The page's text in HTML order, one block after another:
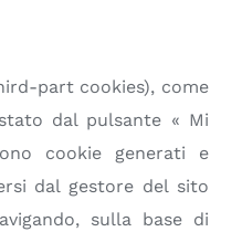
part cookies), come
dal pulsante « Mi
cookie generati e
dal gestore del sito
sulla base di